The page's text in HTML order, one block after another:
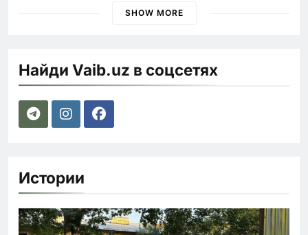
SHOW MORE
Найди Vaib.uz в соцсетях
Истории